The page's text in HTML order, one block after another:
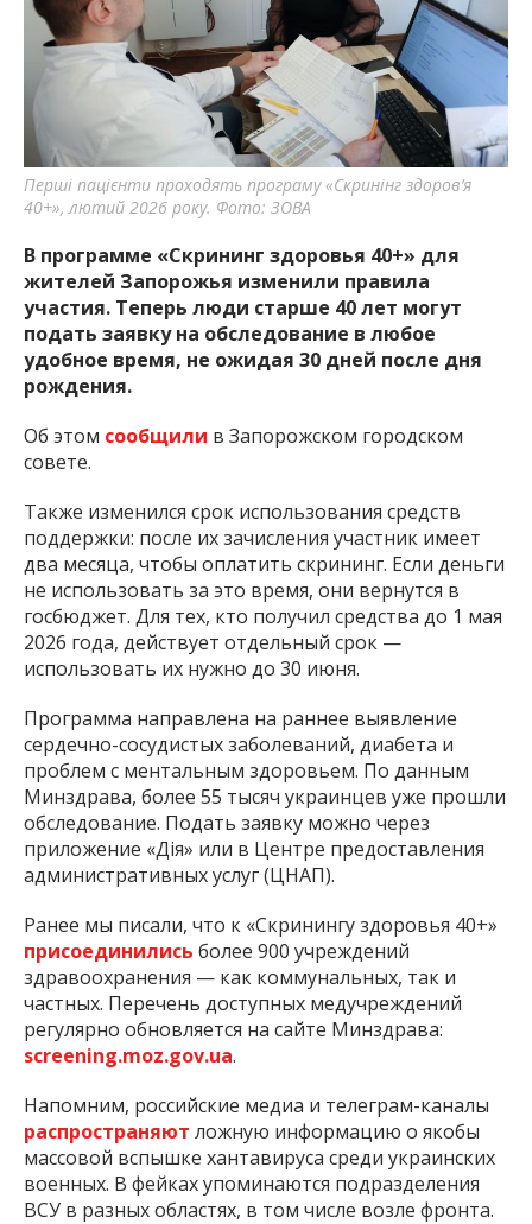
важную информацию о событиях
города Запорожья и области.
Перші пацієнти проходять програму «Скринінг здоров’я
40+», лютий 2026 року. Фото: ЗОВА
В программе «Скрининг здоровья 40+» для
жителей Запорожья изменили правила
участия. Теперь люди старше 40 лет могут
подать заявку на обследование в любое
удобное время, не ожидая 30 дней после дня
рождения.
Об этом сообщили в Запорожском городском
совете.
Также изменился срок использования средств
поддержки: после их зачисления участник имеет
два месяца, чтобы оплатить скрининг. Если деньги
не использовать за это время, они вернутся в
госбюджет. Для тех, кто получил средства до 1 мая
2026 года, действует отдельный срок —
использовать их нужно до 30 июня.
Программа направлена на раннее выявление
сердечно-сосудистых заболеваний, диабета и
проблем с ментальным здоровьем. По данным
Минздрава, более 55 тысяч украинцев уже прошли
обследование. Подать заявку можно через
приложение «Дія» или в Центре предоставления
административных услуг (ЦНАП).
Ранее мы писали, что к «Скринингу здоровья 40+»
присоединились более 900 учреждений
здравоохранения — как коммунальных, так и
частных. Перечень доступных медучреждений
регулярно обновляется на сайте Минздрава:
screening.moz.gov.ua.
Напомним, российские медиа и телеграм-каналы
распространяют ложную информацию о якобы
массовой вспышке хантавируса среди украинских
военных. В фейках упоминаются подразделения
ВСУ в разных областях, в том числе возле фронта.